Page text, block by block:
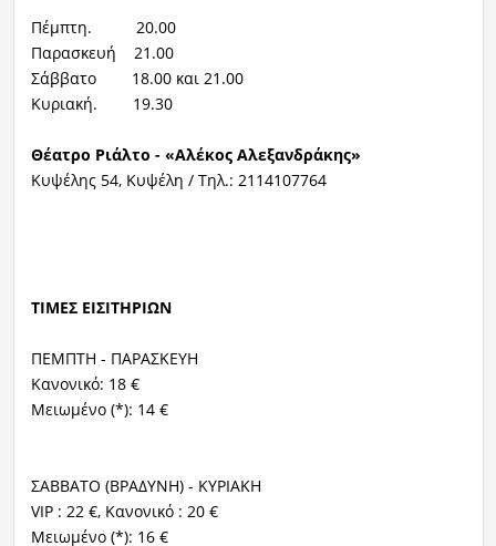
Πέμπτη. 20.00
Παρασκευή 21.00
Σάββατο 18.00 και 21.00
Κυριακή. 19.30
Θέατρο Ριάλτο - «Αλέκος Αλεξανδράκης»
Κυψέλης 54, Κυψέλη / Τηλ.: 2114107764
ΤΙΜΕΣ ΕΙΣΙΤΗΡΙΩΝ
ΠΕΜΠΤΗ - ΠΑΡΑΣΚΕΥΗ
Κανονικό: 18 €
Μειωμένο (*): 14 €
ΣΑΒΒΑΤΟ (ΒΡΑΔΥΝΗ) - ΚΥΡΙΑΚΗ
VIP : 22 €, Κανονικό : 20 €
Μειωμένο (*): 16 €